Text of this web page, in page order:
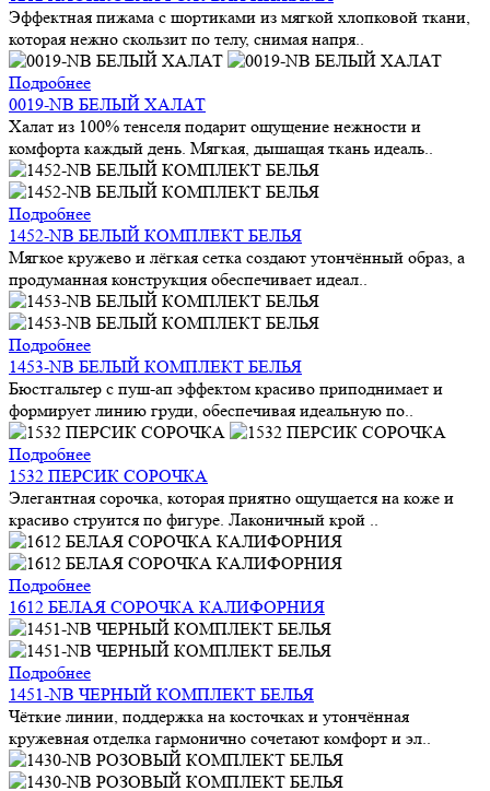
Эффектная пижама с шортиками из мягкой хлопковой ткани,
которая нежно скользит по телу, снимая напря..
Подробнее
0019-NB БЕЛЫЙ ХАЛАТ
Халат из 100% тенселя подарит ощущение нежности и
комфорта каждый день. Мягкая, дышащая ткань идеаль..
Подробнее
1452-NB БЕЛЫЙ КОМПЛЕКТ БЕЛЬЯ
Мягкое кружево и лёгкая сетка создают утончённый образ, а
продуманная конструкция обеспечивает идеал..
Подробнее
1453-NB БЕЛЫЙ КОМПЛЕКТ БЕЛЬЯ
Бюстгальтер с пуш-ап эффектом красиво приподнимает и
формирует линию груди, обеспечивая идеальную по..
Подробнее
1532 ПЕРСИК СОРОЧКА
Элегантная сорочка, которая приятно ощущается на коже и
красиво струится по фигуре. Лаконичный крой ..
Подробнее
1612 БЕЛАЯ СОРОЧКА КАЛИФОРНИЯ
Подробнее
1451-NB ЧЕРНЫЙ КОМПЛЕКТ БЕЛЬЯ
Чёткие линии, поддержка на косточках и утончённая
кружевная отделка гармонично сочетают комфорт и эл..